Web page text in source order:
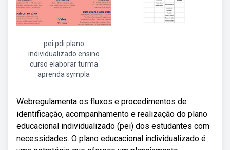
pei pdi plano
individualizado ensino
curso elaborar turma
aprenda sympla
Webregulamenta os fluxos e procedimentos de
identificação, acompanhamento e realização do plano
educacional individualizado (pei) dos estudantes com
necessidades. O plano educacional individualizado é